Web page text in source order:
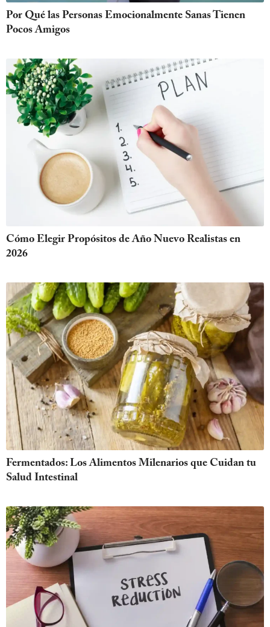
Por Qué las Personas Emocionalmente Sanas Tienen
Pocos Amigos
Cómo Elegir Propósitos de Año Nuevo Realistas en
2026
Fermentados: Los Alimentos Milenarios que Cuidan tu
Salud Intestinal